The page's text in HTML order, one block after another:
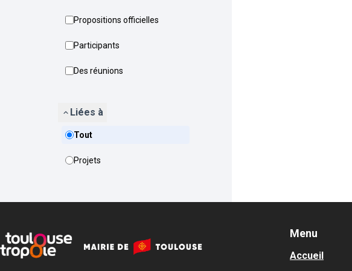
Propositions officielles
Participants
Des réunions
Liées à
Tout
Projets
Menu
Accueil